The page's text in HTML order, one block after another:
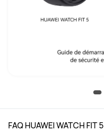
FAQ HUAWEI WATCH FIT 5